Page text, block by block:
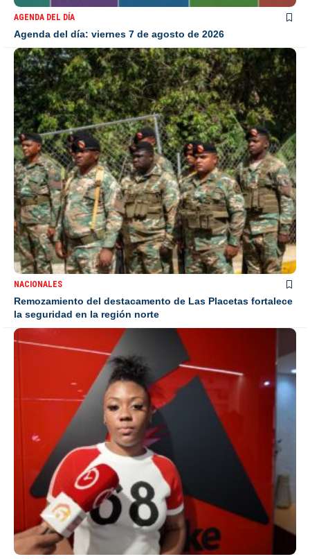
AGENDA DEL DÍA
Agenda del día: viernes 7 de agosto de 2026
NACIONALES
Remozamiento del destacamento de Las Placetas fortalece
la seguridad en la región norte